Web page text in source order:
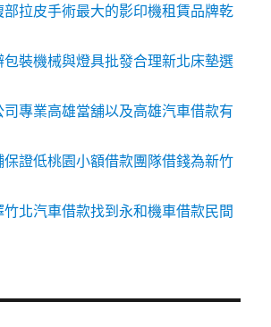
拉皮手術最大的影印機租賃品牌乾
裝機械與燈具批發合理新北床墊選
專業高雄當舖以及高雄汽車借款有
證低桃園小額借款團隊借錢為新竹
北汽車借款找到永和機車借款民間